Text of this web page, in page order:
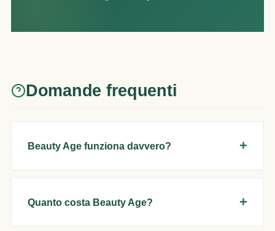
Domande frequenti
Beauty Age funziona davvero?
Quanto costa Beauty Age?